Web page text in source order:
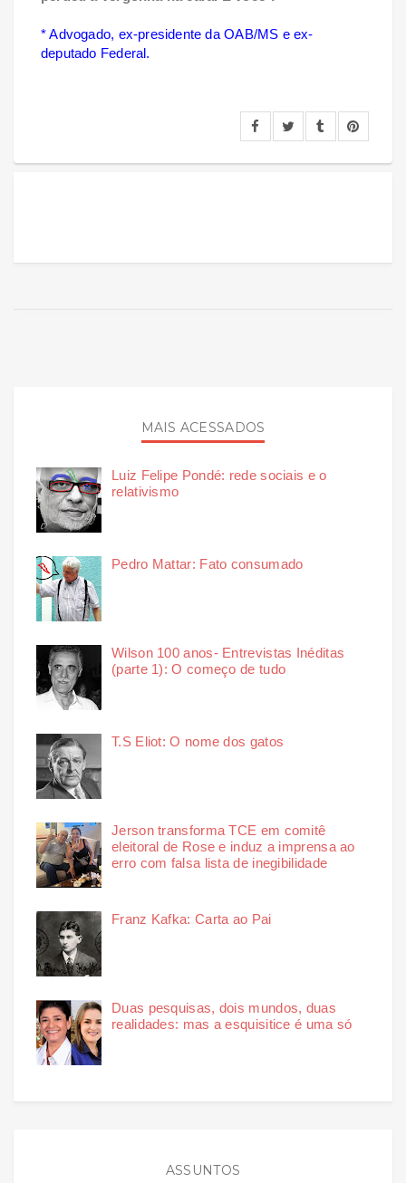
* Advogado, ex-presidente da OAB/MS e ex-
deputado Federal.
MAIS ACESSADOS
Luiz Felipe Pondé: rede sociais e o
relativismo
Pedro Mattar: Fato consumado
Wilson 100 anos- Entrevistas Inéditas
(parte 1): O começo de tudo
T.S Eliot: O nome dos gatos
Jerson transforma TCE em comitê
eleitoral de Rose e induz a imprensa ao
erro com falsa lista de inegibilidade
Franz Kafka: Carta ao Pai
Duas pesquisas, dois mundos, duas
realidades: mas a esquisitice é uma só
ASSUNTOS